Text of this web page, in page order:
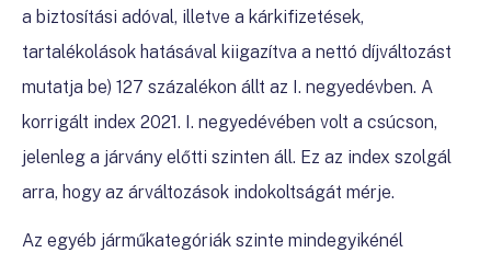
a biztosítási adóval, illetve a kárkifizetések,
tartalékolások hatásával kiigazítva a nettó díjváltozást
mutatja be) 127 százalékon állt az I. negyedévben. A
korrigált index 2021. I. negyedévében volt a csúcson,
jelenleg a járvány előtti szinten áll. Ez az index szolgál
arra, hogy az árváltozások indokoltságát mérje.
Az egyéb járműkategóriák szinte mindegyikénél